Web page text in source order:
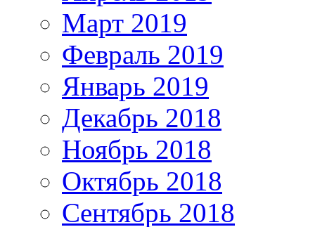
Март 2019
Февраль 2019
Январь 2019
Декабрь 2018
Ноябрь 2018
Октябрь 2018
Сентябрь 2018